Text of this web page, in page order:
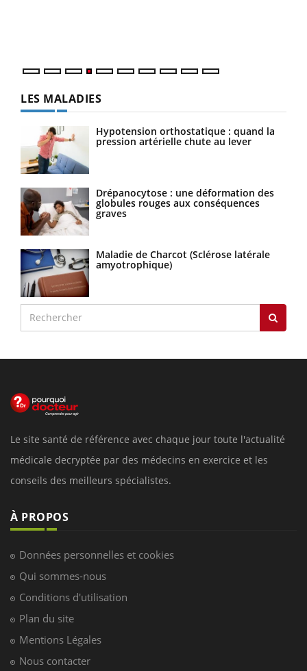
LES MALADIES
Hypotension orthostatique : quand la
pression artérielle chute au lever
Drépanocytose : une déformation des
globules rouges aux conséquences
graves
Maladie de Charcot (Sclérose latérale
amyotrophique)
Le site santé de référence avec chaque jour toute l'actualité
médicale decryptée par des médecins en exercice et les
conseils des meilleurs spécialistes.
À PROPOS
Données personnelles et cookies
Qui sommes-nous
Conditions d'utilisation
Plan du site
Mentions Légales
Nous contacter